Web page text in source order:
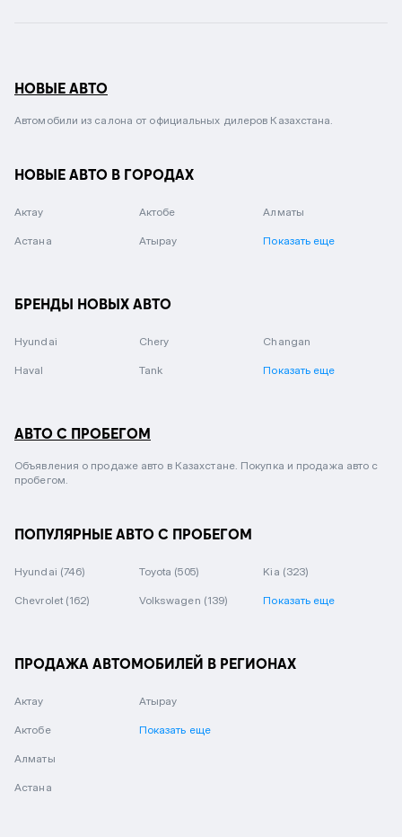
НОВЫЕ АВТО
Автомобили из салона от официальных дилеров Казахстана.
НОВЫЕ АВТО В ГОРОДАХ
Актау Актобе Алматы
Астана Атырау Показать еще
БРЕНДЫ НОВЫХ АВТО
Hyundai Chery Changan
Haval Tank Показать еще
АВТО С ПРОБЕГОМ
Объявления о продаже авто в Казахстане. Покупка и продажа авто с
пробегом.
ПОПУЛЯРНЫЕ АВТО С ПРОБЕГОМ
Hyundai (746) Toyota (505) Kia (323)
Chevrolet (162) Volkswagen (139) Показать еще
ПРОДАЖА АВТОМОБИЛЕЙ В РЕГИОНАХ
Актау
Актобе
Алматы
Астана
Атырау
Показать еще